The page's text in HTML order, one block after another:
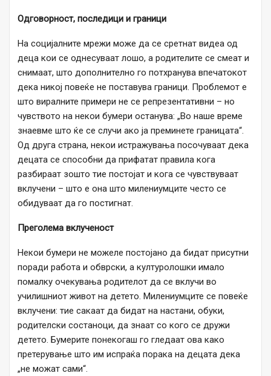
Одговорност, последици и граници
На социјалните мрежи може да се сретнат видеа од
деца кои се однесуваат лошо, а родителите се смеат и
снимаат, што дополнително го потхранува впечатокот
дека никој повеќе не поставува граници. Проблемот е
што виралните примери не се репрезентативни – но
чувството на некои бумери останува: „Во наше време
знаевме што ќе се случи ако ја преминете границата“.
Од друга страна, некои истражувања посочуваат дека
децата се способни да прифатат правила кога
разбираат зошто тие постојат и кога се чувствуваат
вклучени – што е она што милениумците често се
обидуваат да го постигнат.
Преголема вклученост
Некои бумери не можеле постојано да бидат присутни
поради работа и обврски, а културолошки имало
помалку очекувања родителот да се вклучи во
училишниот живот на детето. Милениумците се повеќе
вклучени: тие сакаат да бидат на настани, обуки,
родителски состаноци, да знаат со кого се дружи
детето. Бумерите понекогаш го гледаат ова како
претерување што им испраќа порака на децата дека
„не можат сами“.